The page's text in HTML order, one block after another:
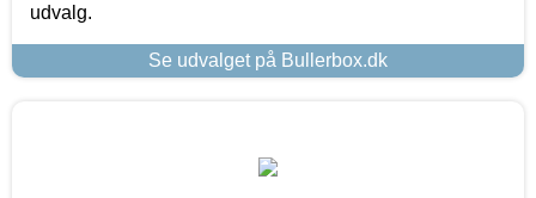
udvalg.
Se udvalget på Bullerbox.dk